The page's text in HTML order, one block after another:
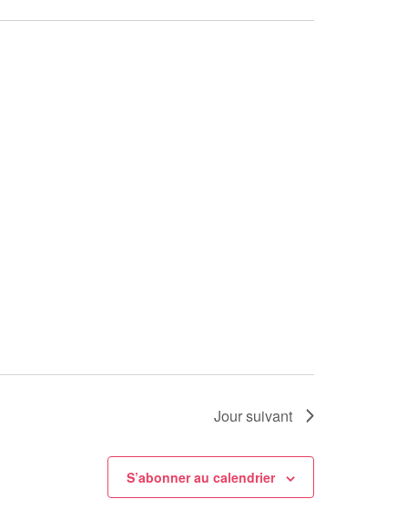
Jour suivant
S’abonner au calendrier